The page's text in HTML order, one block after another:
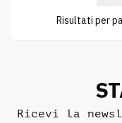
Risultati per
Ricevi la